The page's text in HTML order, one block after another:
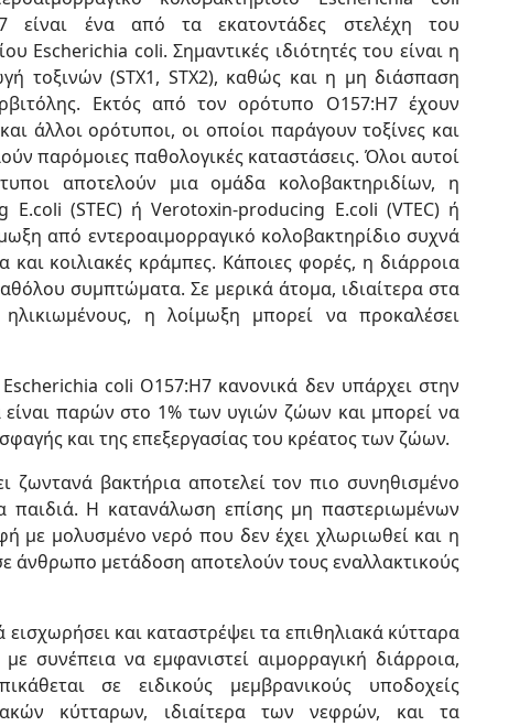
είναι ένα από τα εκατοντάδες στελέχη του
Escherichia coli. Σημαντικές ιδιότητές του είναι η
τοξινών (STX1, STX2), καθώς και η μη διάσπαση
Εκτός από τον ορότυπο Ο157:Η7 έχουν
άλλοι ορότυποι, οι οποίοι παράγουν τοξίνες και
παρόμοιες παθολογικές καταστάσεις. Όλοι αυτοί
αποτελούν μια ομάδα κολοβακτηριδίων, η
E.coli (STEC) ή Verotoxin-producing E.coli (VTEC) ή
από εντεροαιμορραγικό κολοβακτηρίδιο συχνά
κοιλιακές κράμπες. Κάποιες φορές, η διάρροια
συμπτώματα. Σε μερικά άτομα, ιδιαίτερα στα
η λοίμωξη μπορεί να προκαλέσει
coli O157:H7 κανονικά δεν υπάρχει στην
παρών στο 1% των υγιών ζώων και μπορεί να
και της επεξεργασίας του κρέατος των ζώων.
ζωντανά βακτήρια αποτελεί τον πιο συνηθισμένο
παιδιά. Η κατανάλωση επίσης μη παστεριωμένων
μολυσμένο νερό που δεν έχει χλωριωθεί και η
μετάδοση αποτελούν τους εναλλακτικούς
και καταστρέψει τα επιθηλιακά κύτταρα
συνέπεια να εμφανιστεί αιμορραγική διάρροια,
σε ειδικούς μεμβρανικούς υποδοχείς
κύτταρων, ιδιαίτερα των νεφρών, και τα